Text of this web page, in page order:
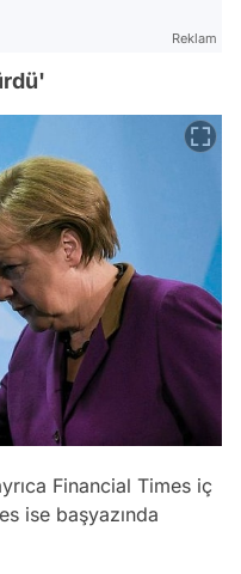
Reklam
Financial Times iç
ise başyazında